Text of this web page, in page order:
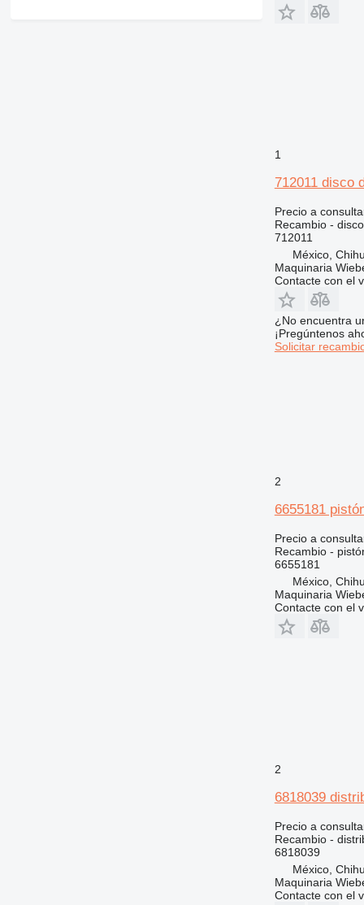
1
712011 disco
Precio a
Recambio -
712011
México,
Maquinaria
Contacte con el
¿No encuentra
¡Pregúntenos
Solicitar
2
6655181
Precio a
Recambio -
6655181
México,
Maquinaria
Contacte con el
2
6818039
Precio a
Recambio -
6818039
México,
Maquinaria
Contacte con el